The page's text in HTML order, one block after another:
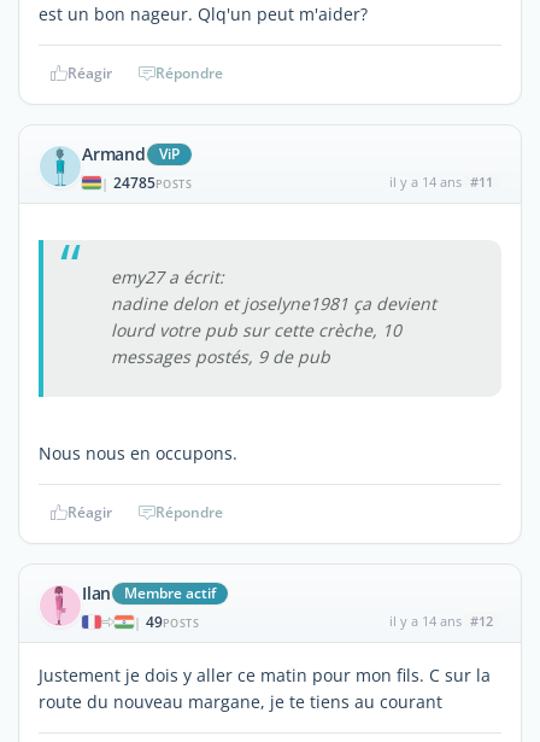
est un bon nageur. Qlq'un peut m'aider?
Réagir Répondre
Armand ViP
| 24785POSTS il y a 14 ans #11
emy27 a écrit:
nadine delon et joselyne1981 ça devient
lourd votre pub sur cette crèche, 10
messages postés, 9 de pub
Nous nous en occupons.
Réagir Répondre
Ilan Membre actif
| 49POSTS il y a 14 ans #12
Justement je dois y aller ce matin pour mon fils. C sur la
route du nouveau margane, je te tiens au courant